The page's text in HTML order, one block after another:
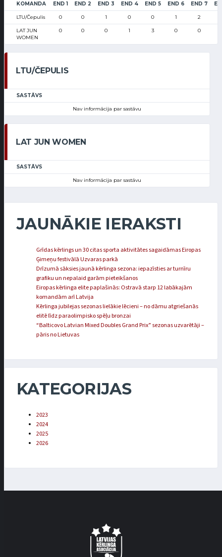
KOMANDA END 1 END 2 END 3 END 4 END 5 END 6 END 7
LTU/Čepulis 0 0 1 0 0 1 2
LAT JUN
WOMEN
0 0 0 1 3 0 0
LTU/ČEPULIS
SASTĀVS
Nav informācija par sastāvu
LAT JUN WOMEN
SASTĀVS
Nav informācija par sastāvu
JAUNĀKIE IERAKSTI
Grīdas kērlings un 30 citas sporta aktivitātes sagaidāmas Eiropas
Ģimeņu festivālā Uzvaras parkā
Drīzumā sāksies jaunā kērlinga sezona: iepazīsties ar turnīru
grafiku un nepalaid garām pieteikšanos
Eiropas kērlinga elite paplašinās: Ostravā starp 12 labākajām
komandām arī Latvija
Kērlinga jubilejas sezonas lielākie lēcieni – no dāmu atgriešanās
elitē līdz paraolimpisko spēļu bronzai
“Balticovo Latvian Mixed Doubles Grand Prix” sezonas uzvarētāji –
pāris no Lietuvas
KATEGORIJAS
2023
2024
2025
2026